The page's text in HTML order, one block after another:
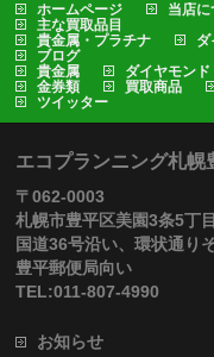
ホームページ 当店に
主な買取品目
貴金属・プラチナ
ダ
ブログ
貴金属
ダイヤモン
金券類
買取商品
ツイッター
エコプランニング札幌
〒062-0003
札幌市豊平区美園3条5丁
国道36号沿い、環状通りそ
豊平郵便局向い
TEL:011-807-4990
お知らせ